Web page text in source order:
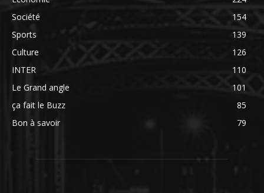
Société
154
Sports
139
Culture
126
INTER
110
Le Grand angle
101
ça fait le Buzz
85
Bon à savoir
79